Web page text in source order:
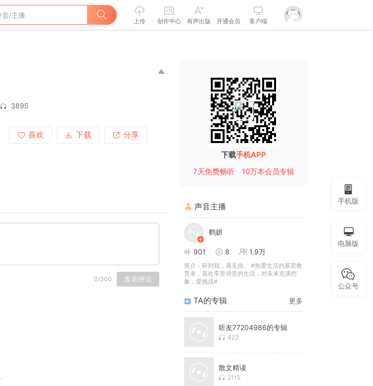
上传 创作中心 有声出版 开通会员 客户端
3895
喜欢
下载 分享
0/300 发表评论
下载手机APP
7天免费畅听
10万本会员专辑
声音主播
鹤妍
901 8 1.9万
简介： 听到我，遇见你。 #热爱生活的基层教
育者，喜欢享受诗意的生活，对未来充满想
象，爱挑战#
TA的专辑 更多
听友77204986的专辑
422
散文精读
2115
手机版
电脑版
公众号